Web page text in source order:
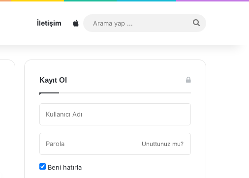
İletişim Sitemap
...
Kayıt Ol
Unuttunuz mu?
Beni hatırla